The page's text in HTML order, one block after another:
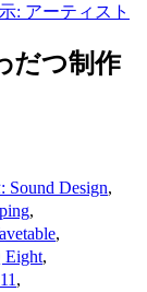
: アーティスト
だつ制作
Design,
,
,
,
,